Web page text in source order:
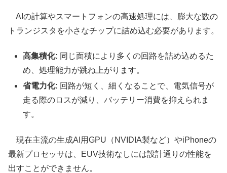
AIの計算やスマートフォンの高速処理には、膨大な数の
トランジスタを小さなチップに詰め込む必要があります。
高集積化: 同じ面積により多くの回路を詰め込めるた
め、処理能力が跳ね上がります。
省電力化: 回路が短く、細くなることで、電気信号が
走る際のロスが減り、バッテリー消費を抑えられま
す。
現在主流の生成AI用GPU（NVIDIA製など）やiPhoneの
最新プロセッサは、EUV技術なしには設計通りの性能を
出すことができません。